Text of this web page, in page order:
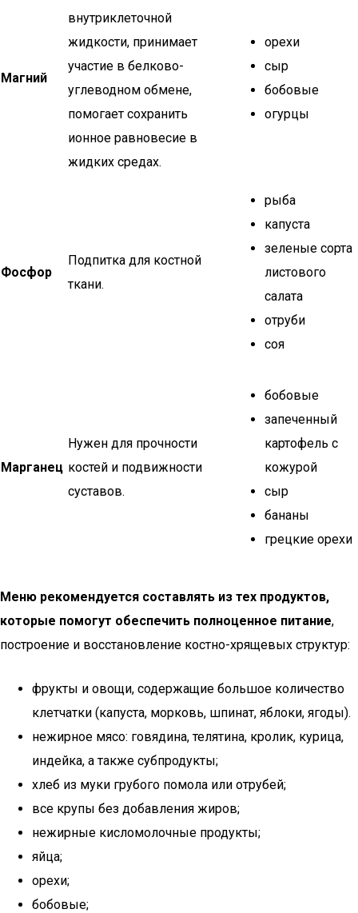
Магний
внутриклеточной
жидкости, принимает
участие в белково-
углеводном обмене,
помогает сохранить
ионное равновесие в
жидких средах.
орехи
сыр
бобовые
огурцы
Фосфор
Подпитка для костной
ткани.
рыба
капуста
зеленые сорта
листового
салата
отруби
соя
Марганец
Нужен для прочности
костей и подвижности
суставов.
бобовые
запеченный
картофель с
кожурой
сыр
бананы
грецкие орехи
Меню рекомендуется составлять из тех продуктов,
которые помогут обеспечить полноценное питание,
построение и восстановление костно-хрящевых структур:
фрукты и овощи, содержащие большое количество
клетчатки (капуста, морковь, шпинат, яблоки, ягоды).
нежирное мясо: говядина, телятина, кролик, курица,
индейка, а также субпродукты;
хлеб из муки грубого помола или отрубей;
все крупы без добавления жиров;
нежирные кисломолочные продукты;
яйца;
орехи;
бобовые;